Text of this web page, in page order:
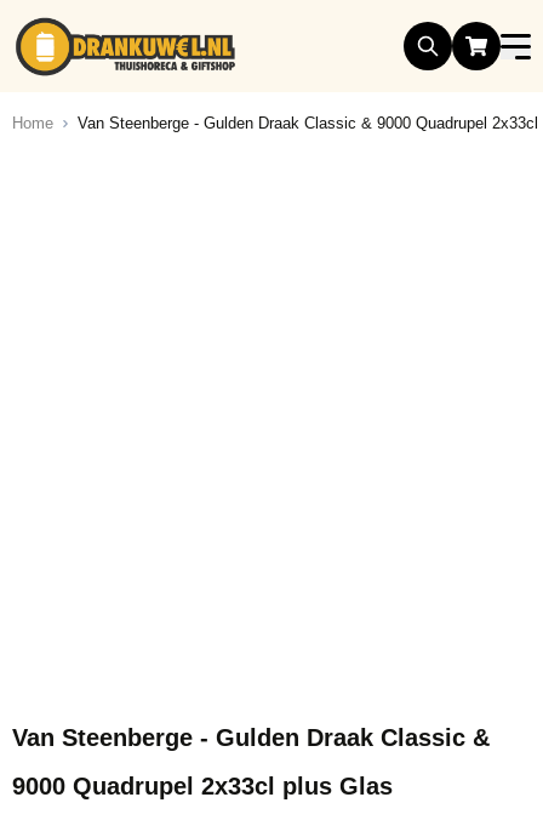
Ga naar de inhoud
Home Van Steenberge - Gulden Draak Classic & 9000 Quadrupel
Van Steenberge - Gulden Draak Classic &
9000 Quadrupel 2x33cl plus Glas